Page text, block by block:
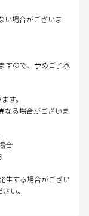
い場合がございま
すので、予めご了承
す。
なる場合がございま
合
生する場合がござい
い。